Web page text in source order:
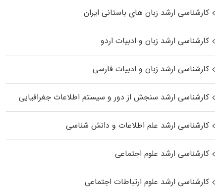
کارشناسی ارشد زبان‌ های باستانی ایران
کارشناسی ارشد زبان و ادبیات اردو
کارشناسی ارشد زبان و ادبیات فارسی
کارشناسی ارشد سنجش از دور و سیستم اطلاعات جغرافیایی
کارشناسی ارشد علم اطلاعات و دانش شناسی
کارشناسی ارشد علوم اجتماعی
کارشناسی ارشد علوم ارتباطات اجتماعی